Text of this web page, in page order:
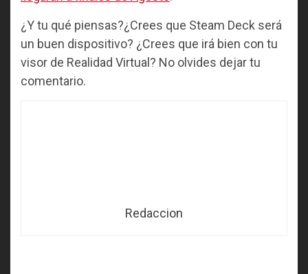
¿Y tu qué piensas?¿Crees que Steam Deck será
un buen dispositivo? ¿Crees que irá bien con tu
visor de Realidad Virtual? No olvides dejar tu
comentario.
Redaccion